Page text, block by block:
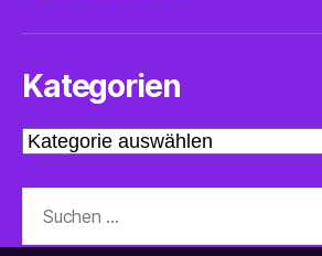
Kategorien
Kategorien
nach: